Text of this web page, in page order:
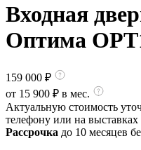
Входная
Оптима
159 000 ₽
от 15 900 ₽ в мес.
Актуальную стоимость
телефону или на выставках
Рассрочка до 10 месяцев